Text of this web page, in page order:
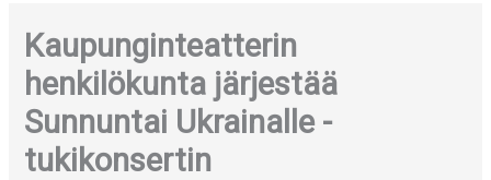
Kaupunginteatterin
henkilökunta järjestää
Sunnuntai Ukrainalle -
tukikonsertin